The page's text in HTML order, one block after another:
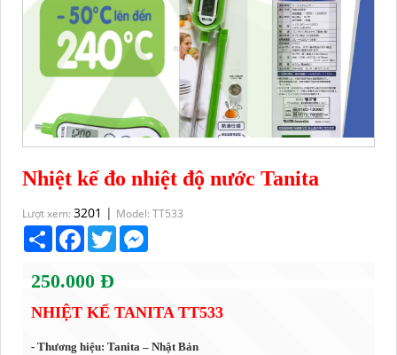
Nhiệt kế đo nhiệt độ nước Tanita
Lượt xem:3201 | Model: TT533
Share Facebook
Twitter
250.000 Đ
NHIỆT KẾ TANITA TT533
- Thương hiệu: Tanita – Nhật Bản